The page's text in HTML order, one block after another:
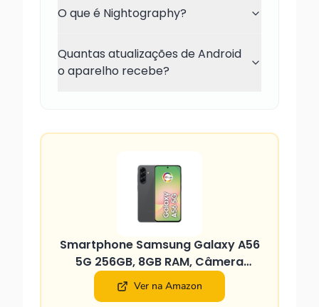
O que é Nightography?
Quantas atualizações de Android
o aparelho recebe?
Smartphone Samsung Galaxy A56
5G 256GB, 8GB RAM, Câmera
50MP
Ver na Amazon